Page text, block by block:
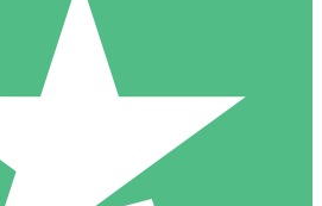
20 00